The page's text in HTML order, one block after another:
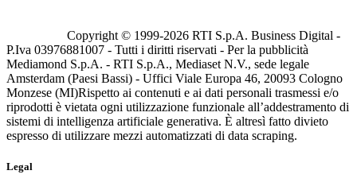
Copyright © 1999-2026 RTI S.p.A. Business Digital -
P.Iva 03976881007 - Tutti i diritti riservati - Per la pubblicità
Mediamond S.p.A. - RTI S.p.A., Mediaset N.V., sede legale
Amsterdam (Paesi Bassi) - Uffici Viale Europa 46, 20093 Cologno
Monzese (MI)Rispetto ai contenuti e ai dati personali trasmessi e/o
riprodotti è vietata ogni utilizzazione funzionale all’addestramento di
sistemi di intelligenza artificiale generativa. È altresì fatto divieto
espresso di utilizzare mezzi automatizzati di data scraping.
Legal